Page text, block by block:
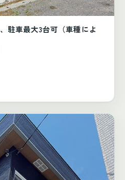
駐車最大3台可（車種によ